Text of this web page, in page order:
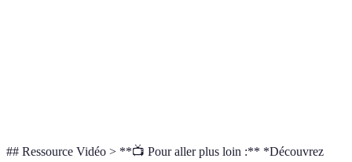
## Ressource Vidéo > **📺 Pour aller plus loin :** *Découvrez